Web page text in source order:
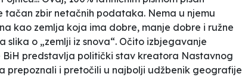
zbir netačnih podataka. Nema u njemu
kao zemlja koja ima dobre, manje dobre i ružne
o „zemlji iz snova“. Očito izbjegavanje
predstavlja politički stav kreatora Nastavnog
prepoznali i pretočili u najbolji udžbenik geografije